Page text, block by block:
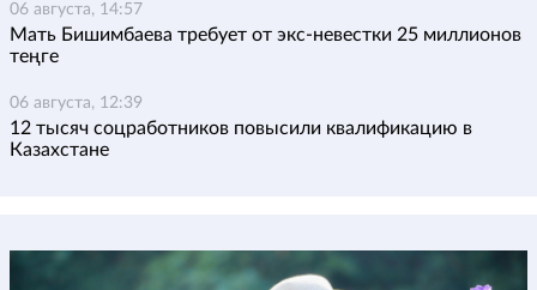
06 августа, 14:57
Мать Бишимбаева требует от экс-невестки 25 миллионов
теңге
06 августа, 12:39
12 тысяч соцработников повысили квалификацию в
Казахстане